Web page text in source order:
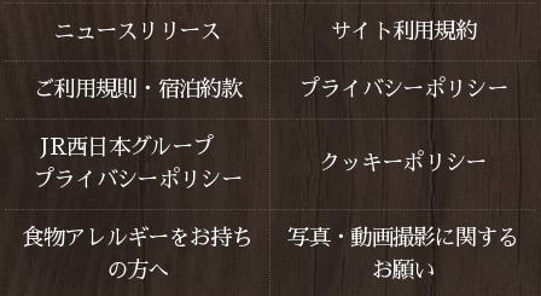
ニュースリリース サイト利用規約
ご利用規則・宿泊約款 プライバシーポリシー
JR西日本グループ
プライバシーポリシー
クッキーポリシー
食物アレルギーをお持ち
の方へ
写真・動画撮影に関する
お願い